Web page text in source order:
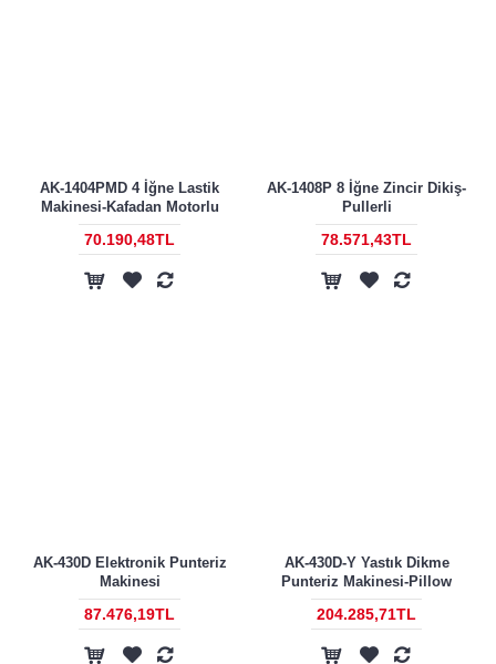
AK-1404PMD 4 İğne Lastik
Makinesi-Kafadan Motorlu
70.190,48TL
AK-1408P 8 İğne Zincir Dikiş-
Pullerli
78.571,43TL
AK-430D Elektronik Punteriz
Makinesi
87.476,19TL
AK-430D-Y Yastık Dikme
Punteriz Makinesi-Pillow
204.285,71TL